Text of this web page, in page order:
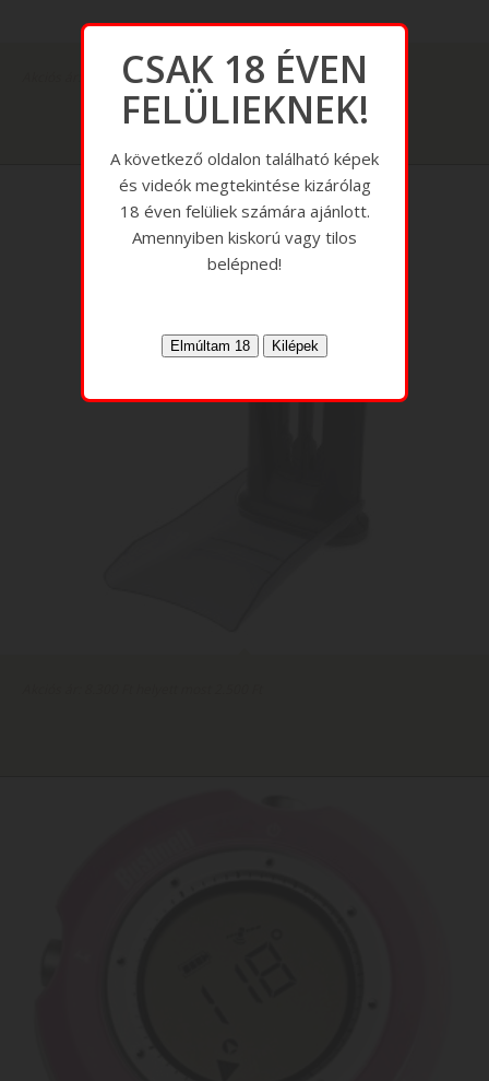
Akciós ár: 3600 Ft helyett most 500 Ft
CSAK 18 ÉVEN
FELÜLIEKNEK!
A következő oldalon található képek
és videók megtekintése kizárólag
18 éven felüliek számára ajánlott.
Amennyiben kiskorú vagy tilos
belépned!